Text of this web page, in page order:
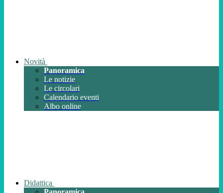
Novità
Panoramica
Le notizie
Le circolari
Calendario eventi
Albo online
Didattica